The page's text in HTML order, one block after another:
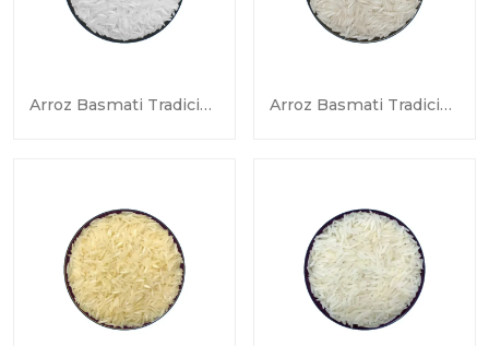
Arroz Basmati Tradicional Blanco Sella Arroz Basmati Tradicional Crudo